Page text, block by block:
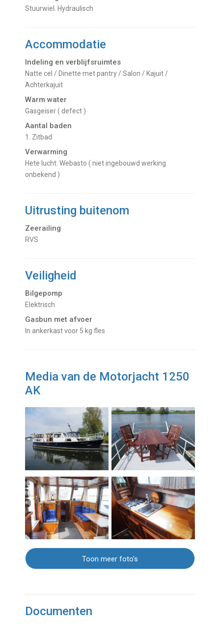
Stuurwiel. Hydraulisch
Accommodatie
Indeling en verblijfsruimtes
Natte cel / Dinette met pantry / Salon / Kajuit /
Achterkajuit
Warm water
gasgeiser ( defect )
Aantal baden
1. Zitbad
Verwarming
hete lucht. Webasto ( niet ingebouwd werking
onbekend )
Uitrusting buitenom
Zeerailing
RVS
Veiligheid
Bilgepomp
Elektrisch
Gasbun met afvoer
In ankerkast voor 5 kg fles
Media van de Motorjacht 1250
AK
Toon meer foto's
Documenten